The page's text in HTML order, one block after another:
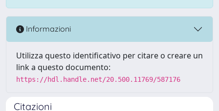
Informazioni
Utilizza questo identificativo per citare o creare un
link a questo documento:
https://hdl.handle.net/20.500.11769/587176
Citazioni